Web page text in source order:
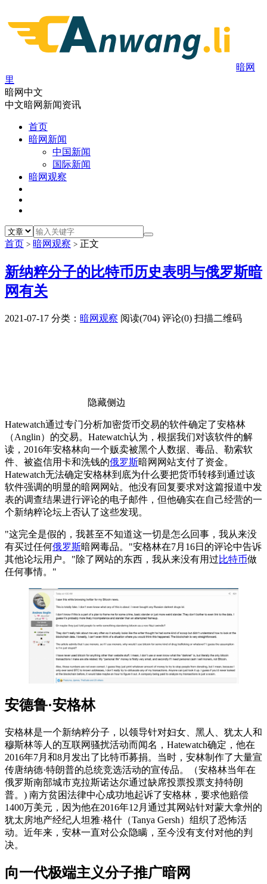
暗网
里
暗网中文
中文暗网新闻资讯
首页
暗网新闻
中国新闻
国际新闻
暗网观察
首页 > 暗网观察 > 正文
新纳粹分子的比特币历史表明与俄罗斯暗
网有关
2021-07-17 分类： 暗网观察 阅读(704) 评论(0) 扫描二维码
隐藏侧边
Hatewatch通过专门分析加密货币交易的软件确定了安格林
（Anglin）的交易。Hatewatch认为，根据我们对该软件的解
读，2016年安格林向一个贩卖被黑个人数据、毒品、勒索软
件、被盗信用卡和洗钱的俄罗斯暗网网站支付了资金。
Hatewatch无法确定安格林到底为什么要把货币转移到通过该
软件强调的明显的暗网网站。他没有回复要求对这篇报道中发
表的调查结果进行评论的电子邮件，但他确实在自己经营的一
个新纳粹论坛上否认了这些发现。
"这完全是假的，我甚至不知道这一切是怎么回事，我从来没
有买过任何俄罗斯暗网毒品。"安格林在7月16日的评论中告诉
其他论坛用户。"除了网站的东西，我从来没有用过比特币做
任何事情。"
安德鲁·安格林
安格林是一个新纳粹分子，以领导针对妇女、黑人、犹太人和
穆斯林等人的互联网骚扰活动而闻名，Hatewatch确定，他在
2016年7月和8月发出了比特币募捐。当时，安林制作了大量宣
传唐纳德·特朗普的总统竞选活动的宣传品。（安格林当年在
俄罗斯南部城市克拉斯诺达尔通过缺席投票投票支持特朗
普。) 南方贫困法律中心成功地起诉了安格林，要求他赔偿
1400万美元，因为他在2016年12月通过其网站针对蒙大拿州的
犹太房地产经纪人坦雅·格什（Tanya Gersh）组织了恐怖活
动。近年来，安林一直对公众隐瞒，至今没有支付对他的判
决。
向一代极端主义分子推广暗网